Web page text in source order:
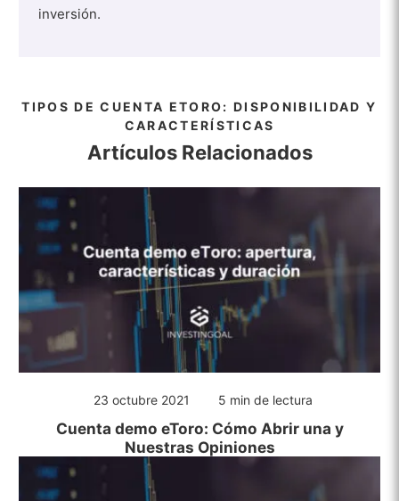
inversión.
TIPOS DE CUENTA ETORO: DISPONIBILIDAD Y
CARACTERÍSTICAS
Artículos Relacionados
23 octubre 2021 5 min de lectura
Cuenta demo eToro: Cómo Abrir una y
Nuestras Opiniones